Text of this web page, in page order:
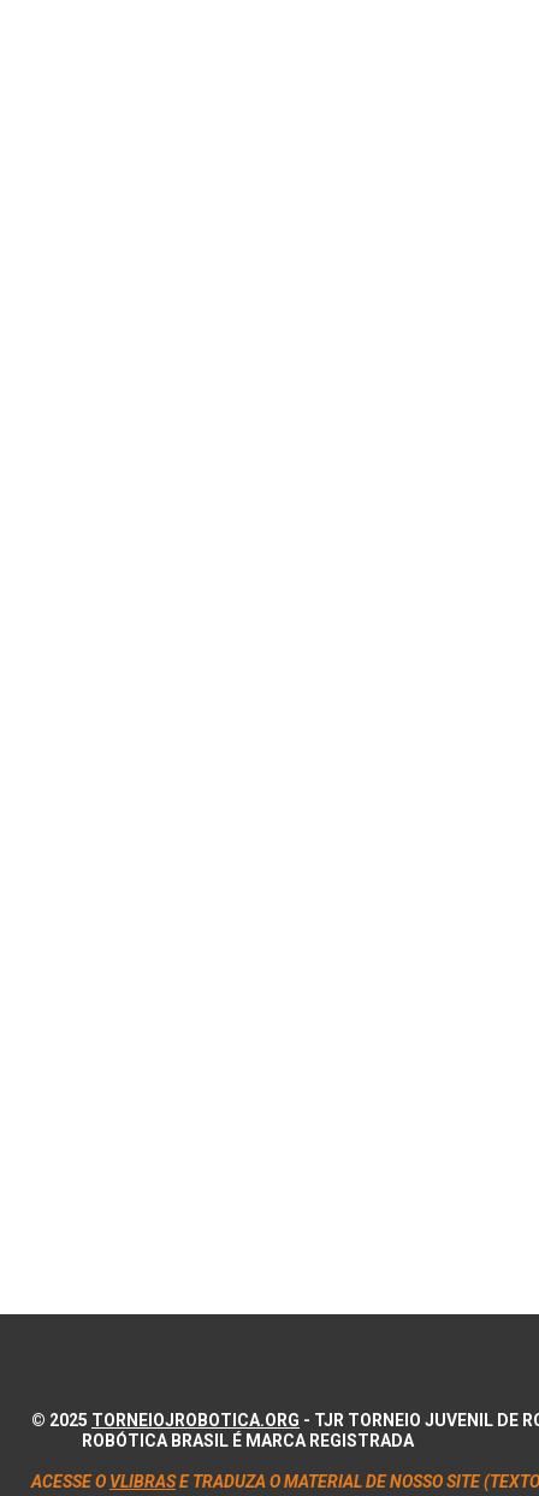
© 2025 TORNEIOJROBOTICA.ORG - TJR TORNEIO JUVENIL DE
ROBÓTICA BRASIL É MARCA REGISTRADA
ACESSE O VLIBRASE TRADUZA O MATERIAL DE NOSSO SITE